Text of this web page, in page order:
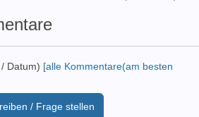
Datum) [alle Kommentare(am besten
/ Frage stellen